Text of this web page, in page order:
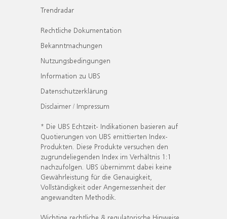
Trendradar
Rechtliche Dokumentation
Bekanntmachungen
Nutzungsbedingungen
Information zu UBS
Datenschutzerklärung
Disclaimer / Impressum
* Die UBS Echtzeit- Indikationen basieren auf
Quotierungen von UBS emittierten Index-
Produkten. Diese Produkte versuchen den
zugrundeliegenden Index im Verhältnis 1:1
nachzufolgen. UBS übernimmt dabei keine
Gewährleistung für die Genauigkeit,
Vollständigkeit oder Angemessenheit der
angewandten Methodik.